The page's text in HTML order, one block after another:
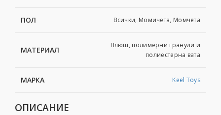
ПОЛ Всички, Момичета, Момчета
МАТЕРИАЛ
Плюш, пoлимeрни гранули и
пoлиecтeрна вата
МАРКА Keel Toys
ОПИСАНИЕ